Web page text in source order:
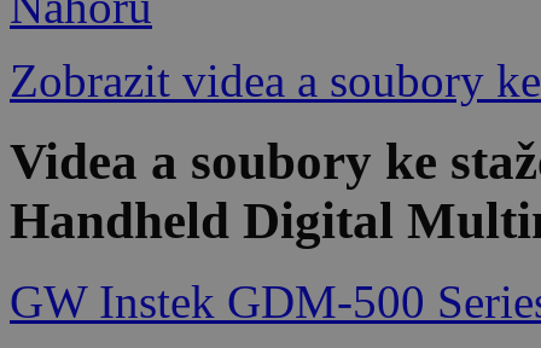
Zobrazit videa a soubory
Videa a soubory ke
Handheld Digital
GW Instek GDM-500